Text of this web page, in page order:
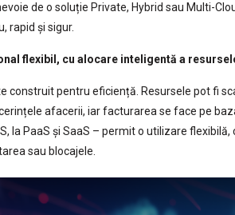
de o soluție Private, Hybrid sau Multi-
rapid și sigur.
flexibil, cu alocare inteligentă a
construit pentru eficiență. Resursele pot fi
afacerii, iar facturarea se face pe
la PaaS și SaaS – permit o utilizare
sau blocajele.